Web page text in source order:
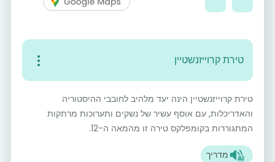
טירת קרוייזנשטיין
טירת קרוייזנשטיין הינה יעד מלהיב לחובבי ההיסטוריה
והאדריכלות, עם אוסף עשיר של נשקים ותערוכות מרתקות
המתגוררות בקומפלקס טירה זו מהמאה ה-12.
מדריך